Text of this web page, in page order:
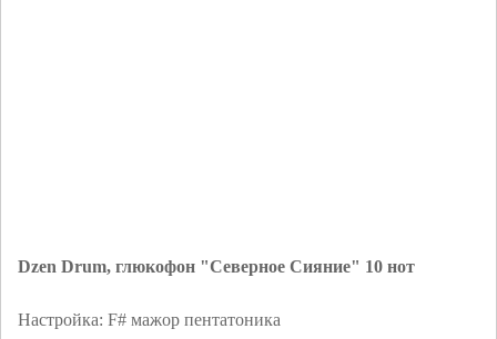
Dzen Drum, глюкофон "Северное Сияние" 10 нот
Настройка: F# мажор пентатоника